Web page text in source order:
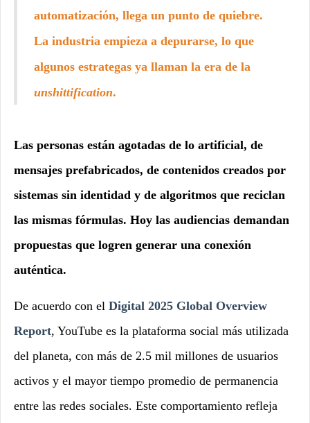
automatización, llega un punto de quiebre.
La industria empieza a depurarse, lo que
algunos estrategas ya llaman la era de la
unshittification.
Las personas están agotadas de lo artificial, de
mensajes prefabricados, de contenidos creados por
sistemas sin identidad y de algoritmos que reciclan
las mismas fórmulas. Hoy las audiencias demandan
propuestas que logren generar una conexión
auténtica.
De acuerdo con el Digital 2025 Global Overview
Report, YouTube es la plataforma social más utilizada
del planeta, con más de 2.5 mil millones de usuarios
activos y el mayor tiempo promedio de permanencia
entre las redes sociales. Este comportamiento refleja